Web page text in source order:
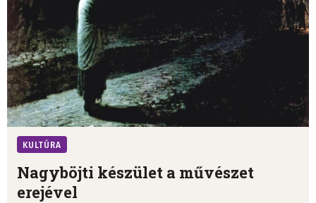
KULTÚRA
Nagyböjti készület a művészet
erejével